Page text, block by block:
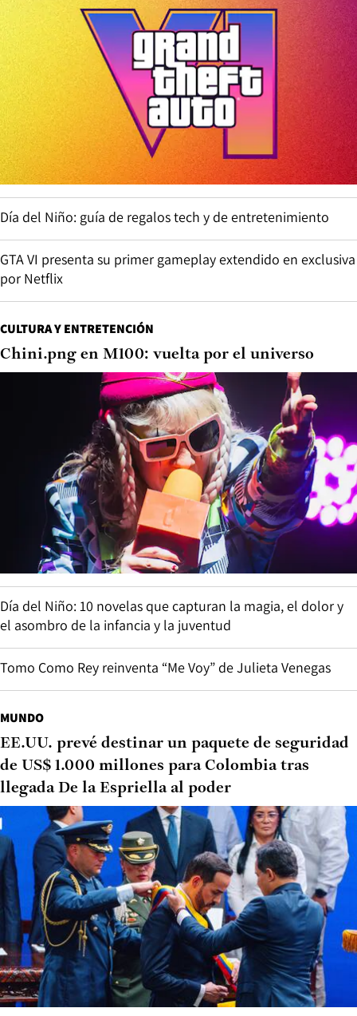
Día del Niño: guía de regalos tech y de entretenimiento
GTA VI presenta su primer gameplay extendido en exclusiva
por Netflix
CULTURA Y ENTRETENCIÓN
Chini.png en M100: vuelta por el universo
Día del Niño: 10 novelas que capturan la magia, el dolor y
el asombro de la infancia y la juventud
Tomo Como Rey reinventa “Me Voy” de Julieta Venegas
MUNDO
EE.UU. prevé destinar un paquete de seguridad
de US$ 1.000 millones para Colombia tras
llegada De la Espriella al poder